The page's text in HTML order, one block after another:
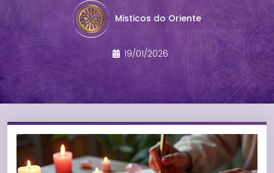
Misticos do Oriente
19/01/2026